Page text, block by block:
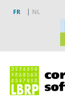
FR NL